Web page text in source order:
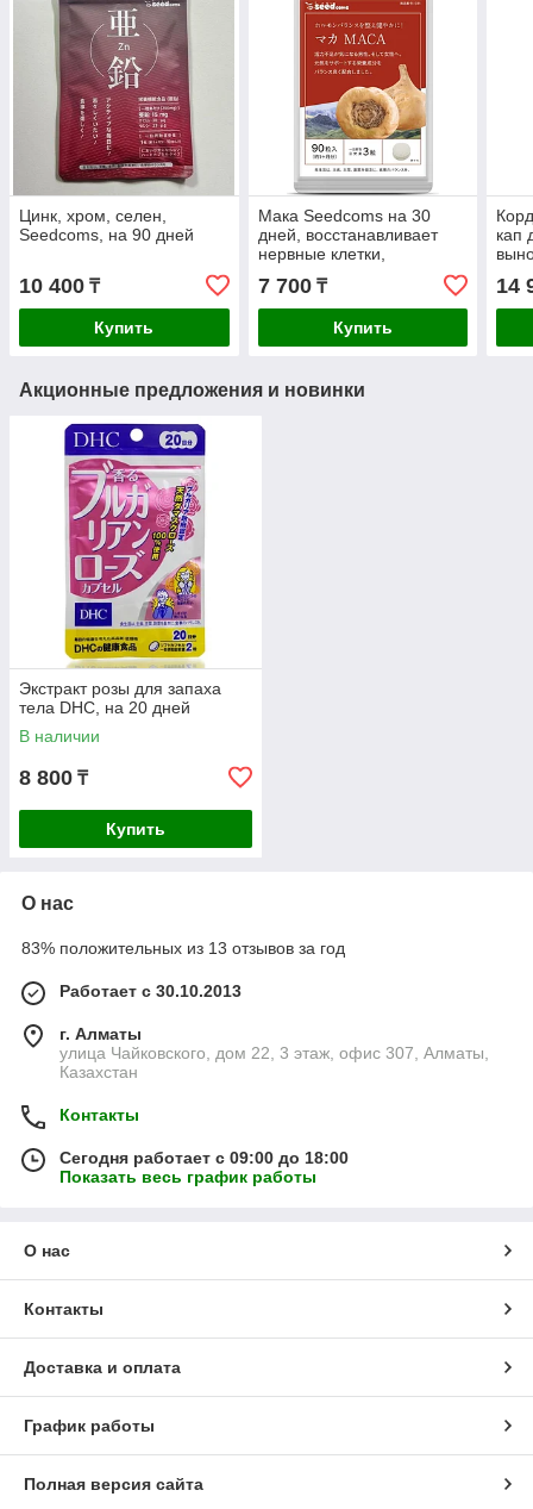
Цинк, хром, селен,
Seedcoms, на 90 дней
10 400 ₸
Купить
Мака Seedcoms на 30
дней, восстанавливает
нервные клетки,
повышает либидо,
климакс, менопауза
7 700₸
Купить
кап
14
Акционные предложения и новинки
Экстракт розы для запаха
тела DHC, на 20 дней
В наличии
8 800 ₸
Купить
О нас
83% положительных из 13 отзывов за год
Работает с 30.10.2013
г. Алматы
улица Чайковского, дом 22, 3 этаж, офис 307, Алматы,
Казахстан
Контакты
Сегодня работает с 09:00 до 18:00
Показать весь график работы
О нас
Контакты
Доставка и оплата
График работы
Полная версия сайта